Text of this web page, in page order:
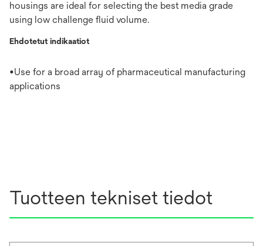
housings are ideal for selecting the best media grade
using low challenge fluid volume.
Ehdotetut indikaatiot
•Use for a broad array of pharmaceutical manufacturing
applications
Tuotteen tekniset tiedot